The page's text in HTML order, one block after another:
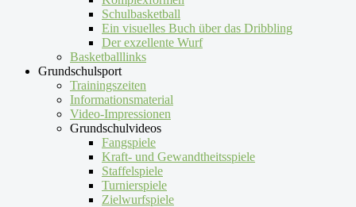
Schulbasketball
Ein visuelles Buch über das Dribbling
Der exzellente Wurf
Basketballlinks
Grundschulsport
Trainingszeiten
Informationsmaterial
Video-Impressionen
Grundschulvideos
Fangspiele
Kraft- und Gewandtheitsspiele
Staffelspiele
Turnierspiele
Zielwurfspiele